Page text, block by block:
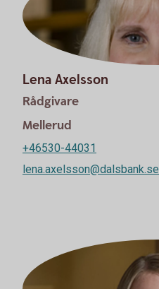
Lena Axelsson
Rådgivare
Mellerud
+46530-44031
lena.axelsson@dalsbank.se